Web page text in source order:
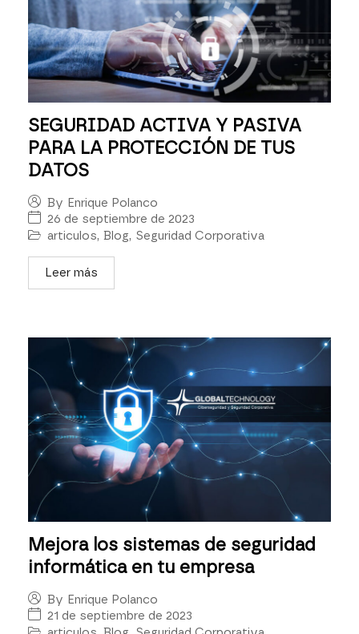
SEGURIDAD ACTIVA Y PASIVA
PARA LA PROTECCIÓN DE TUS
DATOS
By Enrique Polanco
26 de septiembre de 2023
articulos, Blog, Seguridad Corporativa
Leer más
Mejora los sistemas de seguridad
informática en tu empresa
By Enrique Polanco
21 de septiembre de 2023